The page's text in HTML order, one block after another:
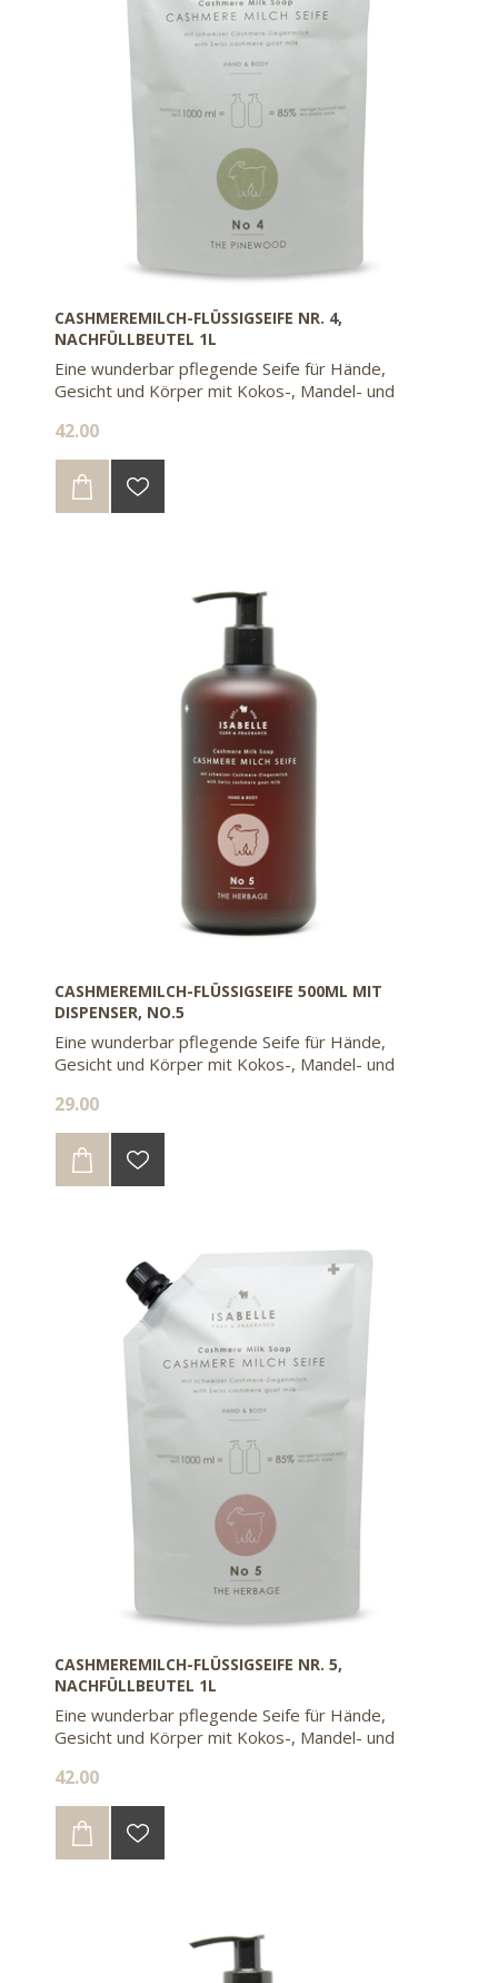
CASHMEREMILCH-FLÜSSIGSEIFE NR. 4,
NACHFÜLLBEUTEL 1L
Eine wunderbar pflegende Seife für Hände,
Gesicht und Körper mit Kokos-, Mandel- und
Kunststoff gegenüber 2 Flaschen à 500ml.
42.00
CASHMEREMILCH-FLÜSSIGSEIFE 500ML MIT
DISPENSER, NO.5
Eine wunderbar pflegende Seife für Hände,
Gesicht und Körper mit Kokos-, Mandel- und
29.00
CASHMEREMILCH-FLÜSSIGSEIFE NR. 5,
NACHFÜLLBEUTEL 1L
Eine wunderbar pflegende Seife für Hände,
Gesicht und Körper mit Kokos-, Mandel- und
Kunststoff gegenüber 2 Flaschen à 500ml.
42.00